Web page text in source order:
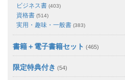
ビジネス書 (403)
資格書 (514)
実用・趣味・一般書 (383)
書籍＋電子書籍セット (465)
限定特典付き (54)